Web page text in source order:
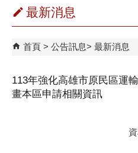
最新消息
首頁 公告訊息 最新消息
113年強化高雄市原民區運
畫本區申請相關資訊